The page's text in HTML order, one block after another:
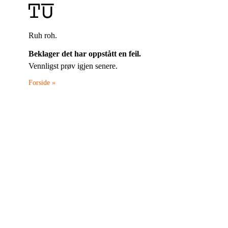
Ruh roh.
Beklager det har oppstått en feil.
Vennligst prøv igjen senere.
Forside »